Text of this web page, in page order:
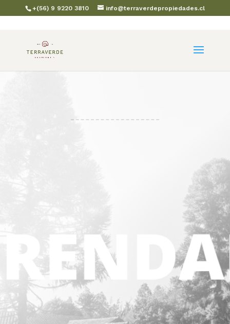
+(56) 9 9220 3810 info@terraverdepropiedades.cl
390 / 5.000 mt2
6 dormitorios